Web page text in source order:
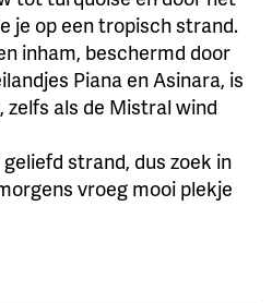
je op een tropisch strand.
inham, beschermd door
Piana en Asinara, is
zelfs als de Mistral wind
strand, dus zoek in
vroeg mooi plekje